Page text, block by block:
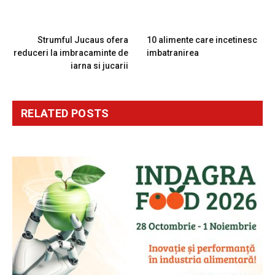
Strumful Jucaus ofera
reduceri la imbracaminte de
iarna si jucarii
10 alimente care incetinesc
imbatranirea
RELATED POSTS